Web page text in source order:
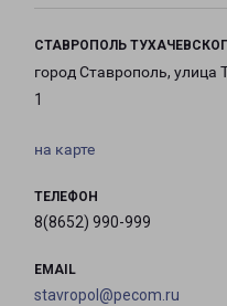
СТАВРОПОЛЬ
город Ставрополь, улица
1
на карте
ТЕЛЕФОН
8(8652) 990-999
EMAIL
stavropol@pecom.ru